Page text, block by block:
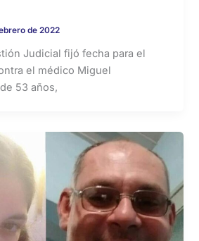
de 2022
Judicial fijó fecha para el
el médico Miguel
53 años,